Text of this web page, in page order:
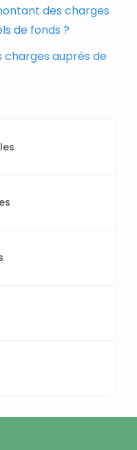
des charges
de fonds ?
auprès de